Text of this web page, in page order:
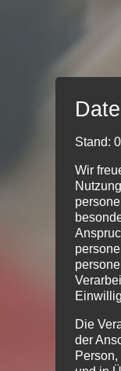
Stand:
Wir
Die
der